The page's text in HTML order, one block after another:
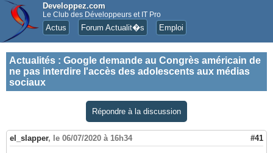
Developpez.com
Le Club des Développeurs et IT Pro
Actus Forum Actualit�s Emploi
Actualités : Google demande au Congrès américain de
ne pas interdire l'accès des adolescents aux médias
sociaux
Répondre à la discussion
el_slapper, le 06/07/2020 à 16h34 #41